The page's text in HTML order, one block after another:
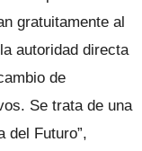
gratuitamente al
autoridad directa
de
Se trata de una
del Futuro”,